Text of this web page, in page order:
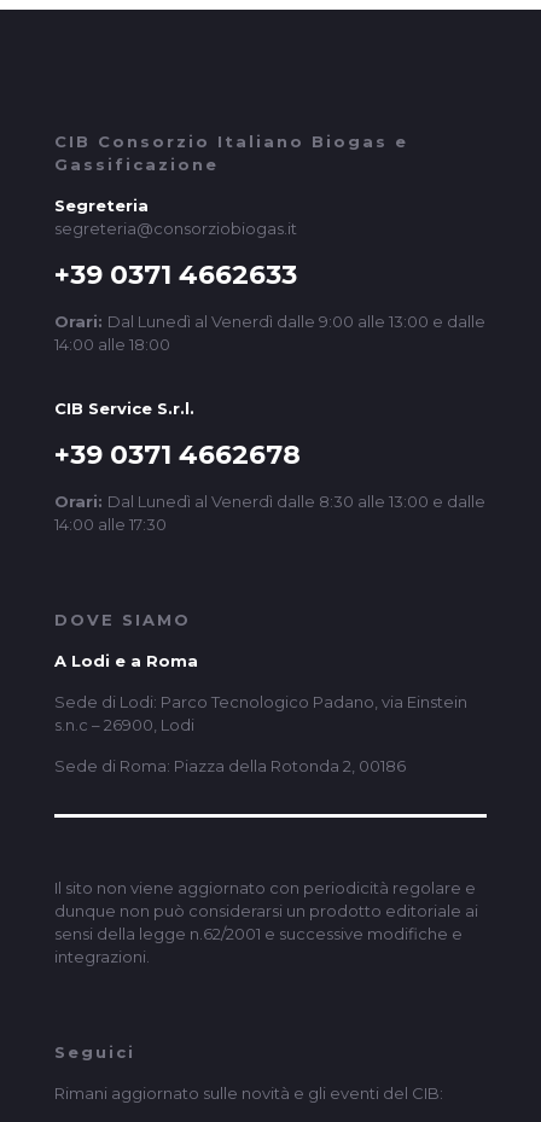
CIB Consorzio Italiano Biogas e
Gassificazione
Segreteria
segreteria@consorziobiogas.it
+39 0371 4662633
Orari: Dal Lunedì al Venerdì dalle 9:00 alle 13:00 e dalle
14:00 alle 18:00
CIB Service S.r.l.
+39 0371 4662678
Orari: Dal Lunedì al Venerdì dalle 8:30 alle 13:00 e dalle
14:00 alle 17:30
DOVE SIAMO
A Lodi e a Roma
Sede di Lodi: Parco Tecnologico Padano, via Einstein
s.n.c – 26900, Lodi
Sede di Roma: Piazza della Rotonda 2, 00186
Il sito non viene aggiornato con periodicità regolare e
dunque non può considerarsi un prodotto editoriale ai
sensi della legge n.62/2001 e successive modifiche e
integrazioni.
Seguici
Rimani aggiornato sulle novità e gli eventi del CIB: